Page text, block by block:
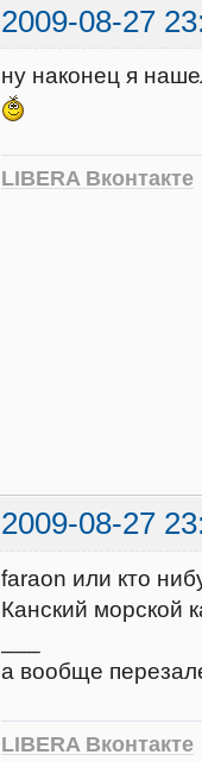
2009-08-27
ну наконец я
LIBERA Вконтакте
2009-08-27
faraon или кто
Канский морской
а вообще
LIBERA Вконтакте